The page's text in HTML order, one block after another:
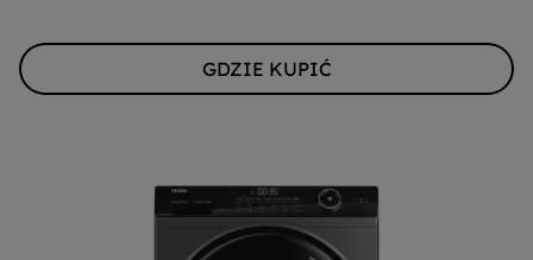
GDZIE KUPIĆ